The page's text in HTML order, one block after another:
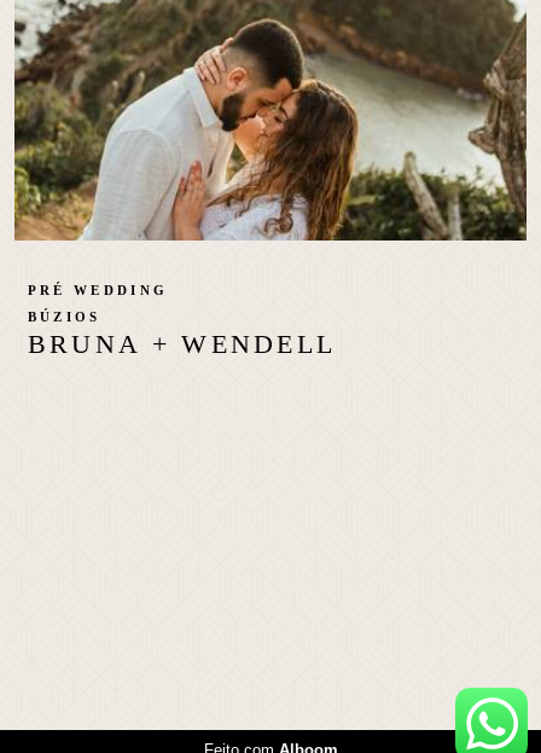
BRUNA + WENDELL
PRÉ WEDDING
BÚZIOS